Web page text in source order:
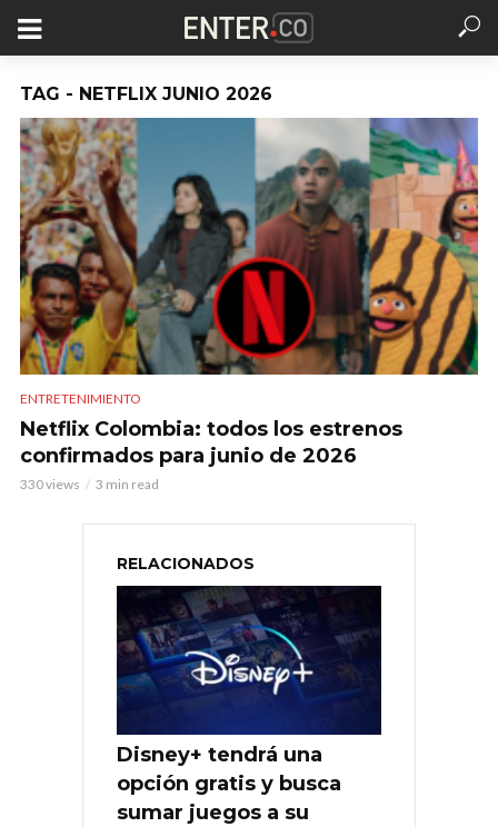
TAG - NETFLIX JUNIO 2026
ENTRETENIMIENTO
Netflix Colombia: todos los estrenos
confirmados para junio de 2026
330 views 3 min read
RELACIONADOS
Disney+ tendrá una
opción gratis y busca
sumar juegos a su